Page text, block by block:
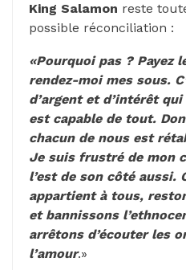
King Salamon reste
possible réconciliation :
«Pourquoi pas ? Payez
rendez-moi mes sous.
d’argent et d’intérêt
est capable de tout.
chacun de nous est
Je suis frustré de mon
l’est de son côté aussi.
appartient à tous,
et bannissons
arrêtons d’écouter les
l’amour.»